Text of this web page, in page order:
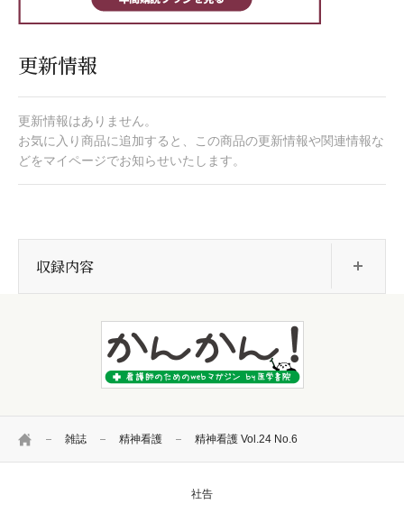
HOME 雑誌 精神看護 精神看護 Vol.24 No.6
更新情報
更新情報はありません。
お気に入り商品に追加すると、この商品の更新情報や関連情報な
どをマイページでお知らせいたします。
収録内容
社告